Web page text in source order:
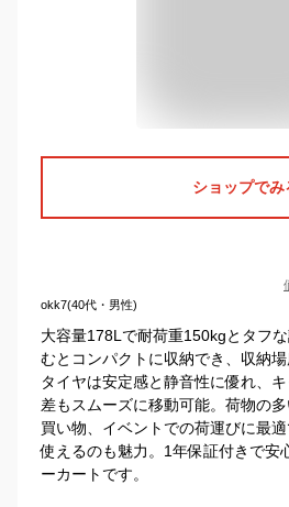
ショップでみ
okk7(40代・男性)
大容量178Lで耐荷重150kgとタフ
むとコンパクトに収納でき、収納
タイヤは安定感と静音性に優れ、
差もスムーズに移動可能。荷物の
買い物、イベントでの荷運びに最
使えるのも魅力。1年保証付きで安
ーカートです。